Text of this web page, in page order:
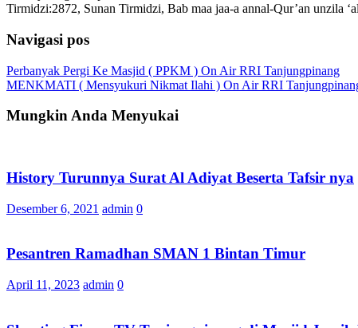
Tirmidzi:2872, Sunan Tirmidzi, Bab maa jaa-a annal-Qur’an unzila
Navigasi pos
Perbanyak Pergi Ke Masjid ( PPKM ) On Air RRI Tanjungpinang
MENKMATI ( Mensyukuri Nikmat Ilahi ) On Air RRI
Mungkin Anda Menyukai
History Turunnya Surat Al Adiyat Beserta Tafsir nya
Desember 6, 2021 admin 0
Pesantren Ramadhan SMAN 1 Bintan Timur
April 11, 2023 admin 0